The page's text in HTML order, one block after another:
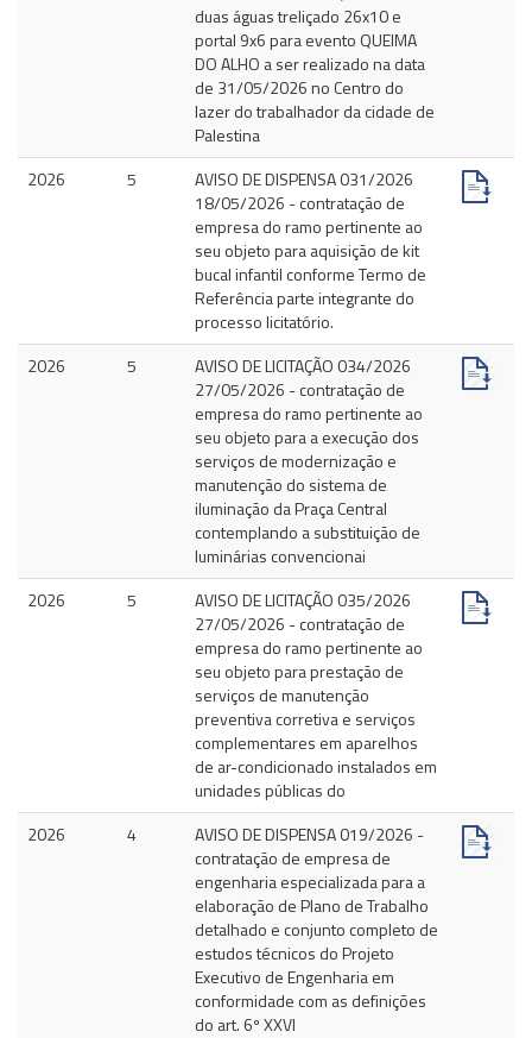
duas águas treliçado 26x10 e
portal 9x6 para evento QUEIMA
DO ALHO a ser realizado na data
de 31/05/2026 no Centro do
lazer do trabalhador da cidade de
Palestina
2026
5
AVISO DE DISPENSA 031/2026
18/05/2026 - contratação de
empresa do ramo pertinente ao
seu objeto para aquisição de kit
bucal infantil conforme Termo de
Referência parte integrante do
processo licitatório.
2026
5
AVISO DE LICITAÇÃO 034/2026
27/05/2026 - contratação de
empresa do ramo pertinente ao
seu objeto para a execução dos
serviços de modernização e
manutenção do sistema de
iluminação da Praça Central
contemplando a substituição de
luminárias convencionai
2026
5
AVISO DE LICITAÇÃO 035/2026
27/05/2026 - contratação de
empresa do ramo pertinente ao
seu objeto para prestação de
serviços de manutenção
preventiva corretiva e serviços
complementares em aparelhos
de ar-condicionado instalados em
unidades públicas do
2026
4
AVISO DE DISPENSA 019/2026 -
contratação de empresa de
engenharia especializada para a
elaboração de Plano de Trabalho
detalhado e conjunto completo de
estudos técnicos do Projeto
Executivo de Engenharia em
conformidade com as definições
do art. 6º XXVI